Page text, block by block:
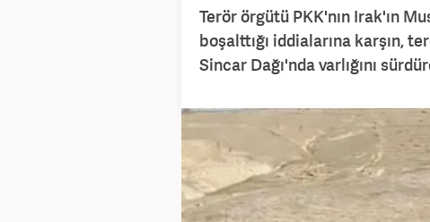
Terör örgütü PKK'nın Irak'ın
boşalttığı iddialarına karşın,
Sincar Dağı'nda varlığını